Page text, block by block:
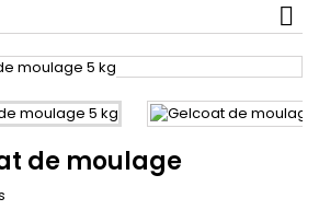
de moulage